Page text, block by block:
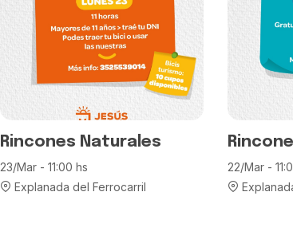
Rincones Naturales
23/Mar - 11:00 hs
Explanada del Ferrocarril
22/Mar -